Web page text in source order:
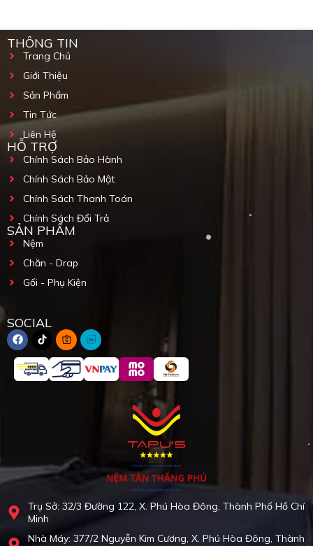
Trụ Sở: 32/3 Đường 122, X. Phú Hòa Đông, Thành Phố Hồ Chí
Minh
Nhà Máy: 377/2 Nguyễn Kim Cương, X. Phú Hòa Đông, Thành
THÔNG TIN
Trang Chủ
Giới Thiệu
Sản Phẩm
Tin Tức
Liên Hệ
HỖ TRỢ
Chính Sách Bảo Hành
Chính Sách Bảo Mật
Chính Sách Thanh Toán
Chính Sách Đổi Trả
SẢN PHẨM
Nệm
Chăn - Drap
Gối - Phụ Kiện
SOCIAL